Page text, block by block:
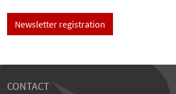
Newsletter registration
CONTACT